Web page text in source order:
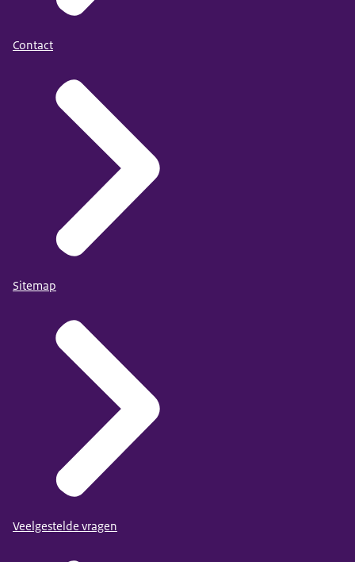
Contact
Sitemap
Veelgestelde vragen